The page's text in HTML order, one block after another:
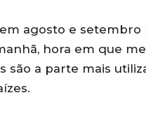
agosto e
hora em que
são a parte mais